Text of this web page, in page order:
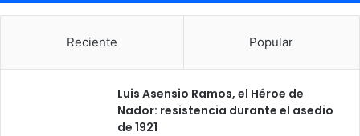
Reciente Popular
Luis Asensio Ramos, el Héroe de
Nador: resistencia durante el asedio
de 1921